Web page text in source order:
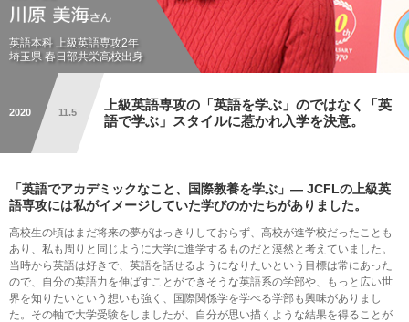
英語本科 上級英語専攻2年
埼玉県 春日部共栄高校出身
2020 11.5 上級英語専攻の「英語を学ぶ」のではなく
「英
語で学ぶ」スタイルに惹かれ入学を決意。
「英語でアカデミックなこと、国際教養を学ぶ」 ― JCFLの上級英
語専攻には私がイメージしていた学びのかたちがありました。
高校生の頃はまだ将来の夢がはっきりしておらず、高校が進学校だったことも
あり、私も周りと同じように大学に進学するものだと漠然と考えていました。
当時から英語は好きで、英語を話せるようになりたいという目標は常にあった
ので、自分の英語力を伸ばすことができそうな英語系の学部や、もっと広い世
界を知りたいという想いも強く、国際関係学を学べる学部も興味がありまし
た。その軸で大学受験をしましたが、自分が思い描くような結果を得ることが